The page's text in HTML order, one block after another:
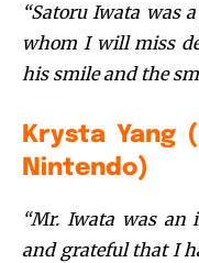
“Satoru Iwata was
whom I will miss
his smile and the
Krysta Yang
Nintendo)
“Mr. Iwata was an
and grateful that I